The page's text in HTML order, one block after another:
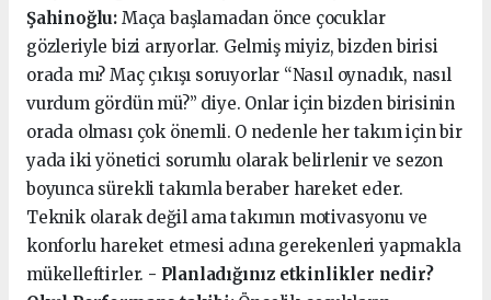
Şahinoğlu: Maça başlamadan önce çocuklar
gözleriyle bizi arıyorlar. Gelmiş miyiz, bizden birisi
orada mı? Maç çıkışı soruyorlar “Nasıl oynadık, nasıl
vurdum gördün mü?” diye. Onlar için bizden birisinin
orada olması çok önemli. O nedenle her takım için bir
yada iki yönetici sorumlu olarak belirlenir ve sezon
boyunca sürekli takımla beraber hareket eder.
Teknik olarak değil ama takımın motivasyonu ve
konforlu hareket etmesi adına gerekenleri yapmakla
mükelleftirler. - Planladığınız etkinlikler nedir?